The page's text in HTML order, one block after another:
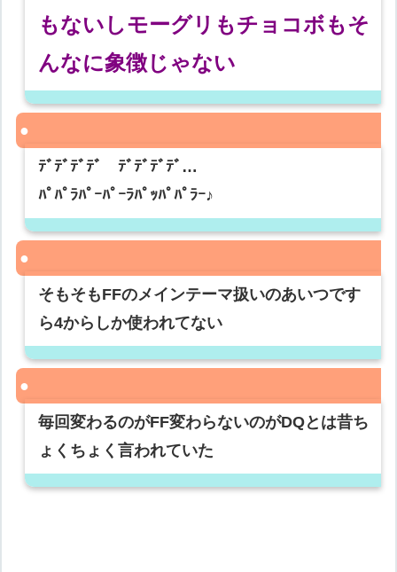
もないしモーグリもチョコボもそ
んなに象徴じゃない
ﾃﾞﾃﾞﾃﾞﾃﾞ ﾃﾞﾃﾞﾃﾞﾃﾞ…
ﾊﾟﾊﾟﾗﾊﾟｰﾊﾟｰﾗﾊﾟｯﾊﾟﾊﾟﾗｰ♪
そもそもFFのメインテーマ扱いのあいつです
ら4からしか使われてない
毎回変わるのがFF変わらないのがDQとは昔ち
ょくちょく言われていた